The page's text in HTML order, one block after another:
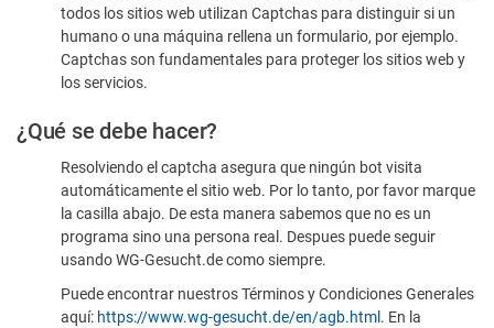
humano
todos los sitios web utilizan Captchas para distinguir si un
humano o una máquina rellena un formulario, por ejemplo.
Captchas son fundamentales para proteger los sitios web y
los servicios.
¿Qué se debe hacer?
Resolviendo el captcha asegura que ningún bot visita
automáticamente el sitio web. Por lo tanto, por favor marque
la casilla abajo. De esta manera sabemos que no es un
programa sino una persona real. Despues puede seguir
usando WG-Gesucht.de como siempre.
Puede encontrar nuestros Términos y Condiciones Generales
aquí: https://www.wg-gesucht.de/en/agb.html . En la